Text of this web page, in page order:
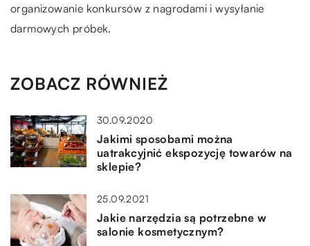
organizowanie konkursów z nagrodami i wysyłanie
darmowych próbek.
ZOBACZ RÓWNIEŻ
30.09.2020
Jakimi sposobami można
uatrakcyjnić ekspozycję towarów na
sklepie?
25.09.2021
Jakie narzędzia są potrzebne w
salonie kosmetycznym?